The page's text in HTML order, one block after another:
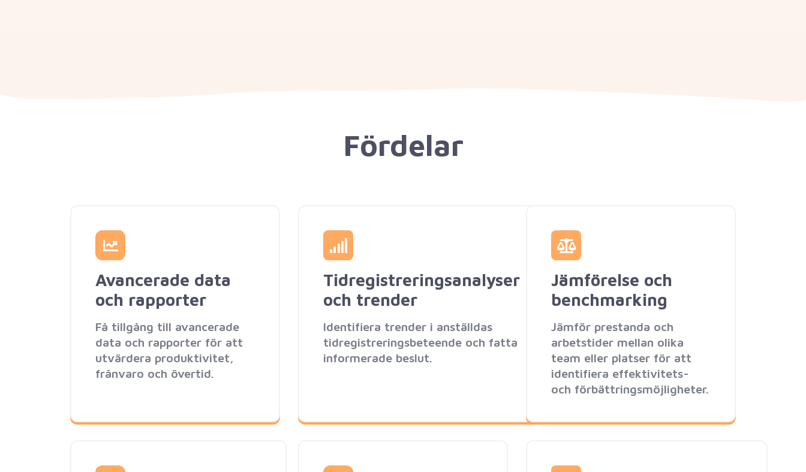
Fördelar
Avancerade data
och rapporter
Få tillgång till avancerade
data och rapporter för att
utvärdera produktivitet,
frånvaro och övertid.
Tidregistreringsanalyser
och trender
Identifiera trender i anställdas
tidregistreringsbeteende och fatta
informerade beslut.
Jämförelse och
benchmarking
Jämför prestanda och
arbetstider mellan olika
team eller platser för att
identifiera effektivitets-
och förbättringsmöjligheter.